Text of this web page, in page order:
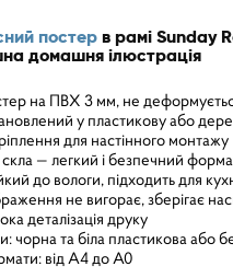
постерв рамі Sunday
домашня ілюстрація
на ПВХ 3 мм, не
у пластикову або
для настінного монтажу
скла — легкий і безпечний
до вологи, підходить для
не вигорає, зберігає
деталізація друку
чорна та біла пластикова або
від A4 до A0